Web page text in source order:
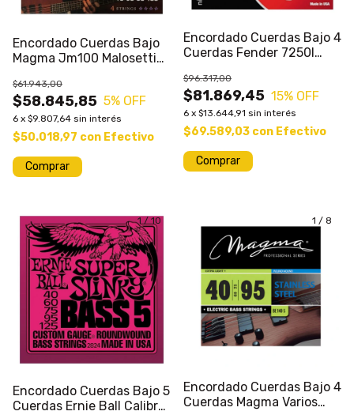
Encordado Cuerdas Bajo
Magma Jm100 Malosetti
$58.845,85
$61.943,00
5% OFF
6 x $9.807,64 sin interés
$50.018,97 con Efectivo
Encordado Cuerdas Bajo 4
Cuerdas Fender 7250l
$81.869,45
$96.317,00
15% OFF
6 x $13.644,91 sin interés
$69.589,03 con Efectivo
Comprar
1/10
Encordado Cuerdas Bajo 5
Cuerdas Ernie Ball Calibre
1 / 8
Encordado Cuerdas Bajo 4
Cuerdas Magma Varios